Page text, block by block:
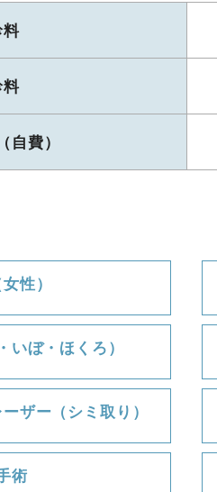
自費）
性）
いぼ・ほくろ）
ザー（シミ取り）
術